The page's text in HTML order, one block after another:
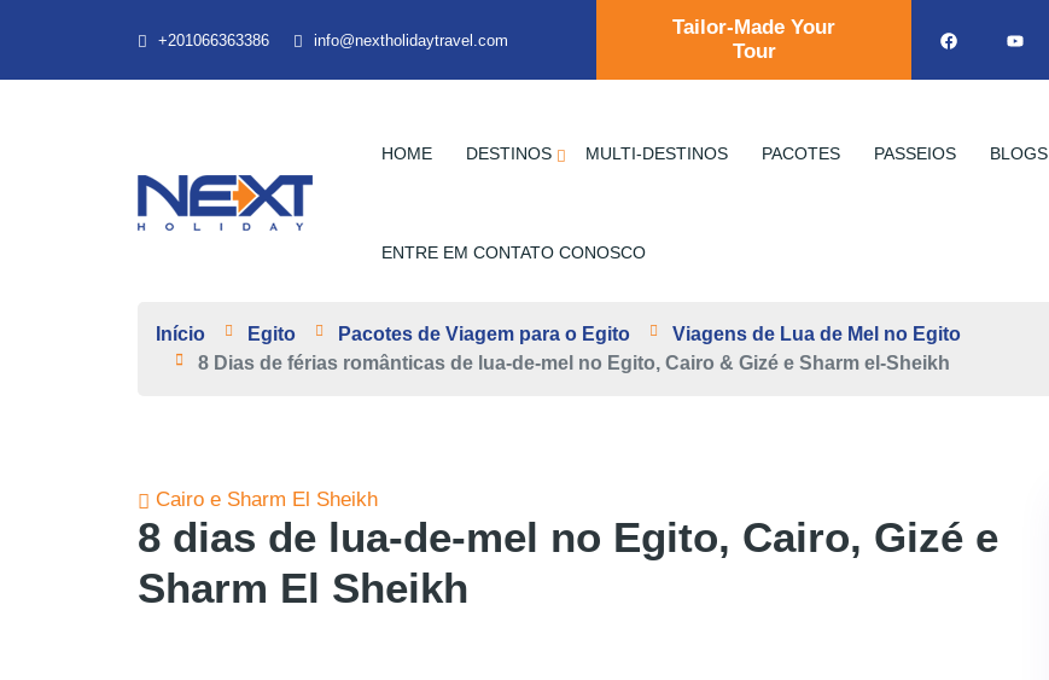
+201066363386 info@nextholidaytravel.com
Tailor-Made Your
Tour
HOME DESTINOS MULTI-DESTINOS PACOTES PASSEIOS BLOGS
ENTRE EM CONTATO CONOSCO
Início Egito Pacotes de Viagem para o Egito
Viagens de Lua de Mel no Egito
8 Dias de férias românticas de lua-de-mel no Egito, Cairo & Gizé e Sharm el-Sheikh
Cairo e Sharm El Sheikh
8 dias de lua-de-mel no Egito, Cairo, Gizé e
Sharm El Sheikh